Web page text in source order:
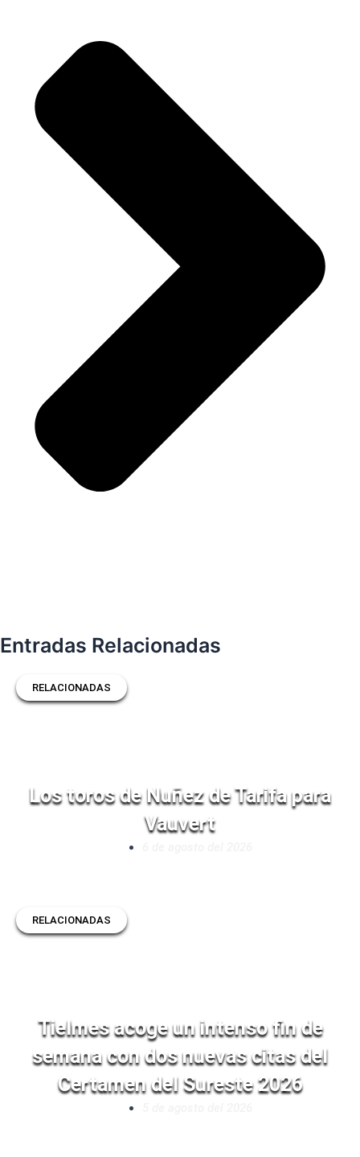
Entradas Relacionadas
RELACIONADAS
Los toros de Nuñez de Tarifa para
Vauvert
RELACIONADAS
Tielmes acoge un intenso fin de
semana con dos nuevas citas del
Certamen del Sureste 2026